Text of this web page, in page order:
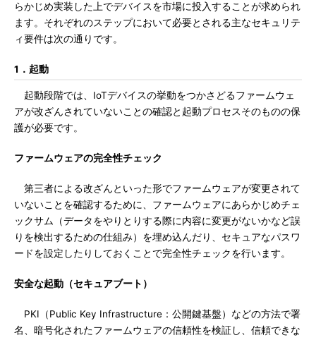
らかじめ実装した上でデバイスを市場に投入することが求められ
ます。それぞれのステップにおいて必要とされる主なセキュリテ
ィ要件は次の通りです。
1．起動
起動段階では、IoTデバイスの挙動をつかさどるファームウェ
アが改ざんされていないことの確認と起動プロセスそのものの保
護が必要です。
ファームウェアの完全性チェック
第三者による改ざんといった形でファームウェアが変更されて
いないことを確認するために、ファームウェアにあらかじめチェ
ックサム（データをやりとりする際に内容に変更がないかなど誤
りを検出するための仕組み）を埋め込んだり、セキュアなパスワ
ードを設定したりしておくことで完全性チェックを行います。
安全な起動（セキュアブート）
PKI（Public Key Infrastructure：公開鍵基盤）などの方法で署
名、暗号化されたファームウェアの信頼性を検証し、信頼できな